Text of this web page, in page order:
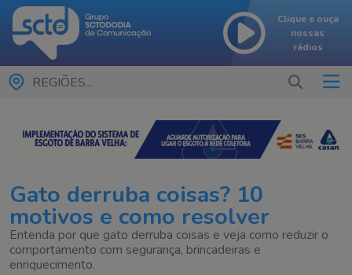
Clique e ouça
nossas
rádios
REGIÕES...
Gato derruba coisas? 10
motivos e como resolver
Entenda por que gato derruba coisas e veja como reduzir o
comportamento com segurança, brincadeiras e
enriquecimento.